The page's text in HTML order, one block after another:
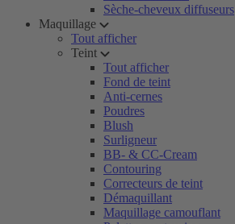
Sèche-cheveux diffuseurs
Maquillage
Tout afficher
Teint
Tout afficher
Fond de teint
Anti-cernes
Poudres
Blush
Surligneur
BB- & CC-Cream
Contouring
Correcteurs de teint
Démaquillant
Maquillage camouflant